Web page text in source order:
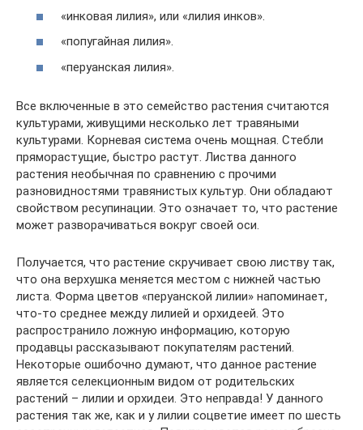
«инковая лилия», или «лилия инков».
«попугайная лилия».
«перуанская лилия».
Все включенные в это семейство растения считаются
культурами, живущими несколько лет травяными
культурами. Корневая система очень мощная. Стебли
пряморастущие, быстро растут. Листва данного
растения необычная по сравнению с прочими
разновидностями травянистых культур. Они обладают
свойством ресупинации. Это означает то, что растение
может разворачиваться вокруг своей оси.
Получается, что растение скручивает свою листву так,
что она верхушка меняется местом с нижней частью
листа. Форма цветов «перуанской лилии» напоминает,
что-то среднее между лилией и орхидеей. Это
распространило ложную информацию, которую
продавцы рассказывают покупателям растений.
Некоторые ошибочно думают, что данное растение
является селекционным видом от родительских
растений – лилии и орхидеи. Это неправда! У данного
растения так же, как и у лилии соцветие имеет по шесть